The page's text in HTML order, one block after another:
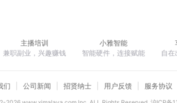
主播培训
兼职副业，兴趣赚钱
小雅智能
智能硬件，连接赋能
自
们 公司新闻 招贤纳士 用户反馈 服务协议